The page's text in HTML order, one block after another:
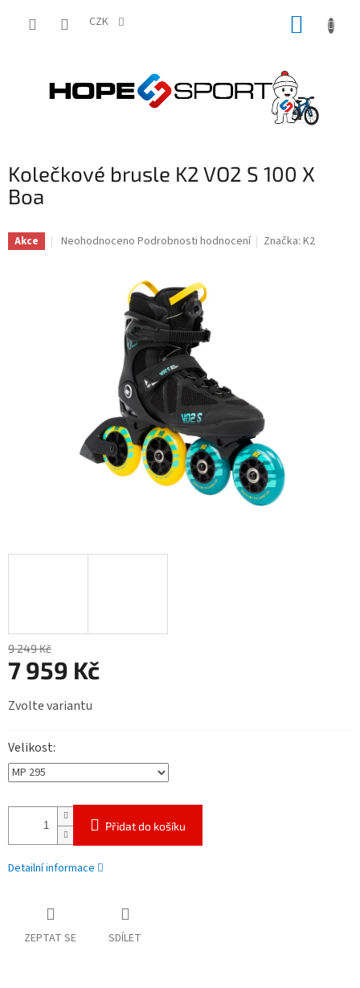
CZK
Kolečkové brusle K2 VO2 S 100 X
Boa
Akce
Průměrné
Neohodnoceno Podrobnosti hodnocení Značka:K2
9 249 Kč
7 959 Kč
cena:
Zvolte variantu
Velikost
Přidat do košíku
Detailní informace
ZEPTAT SE SDÍLET